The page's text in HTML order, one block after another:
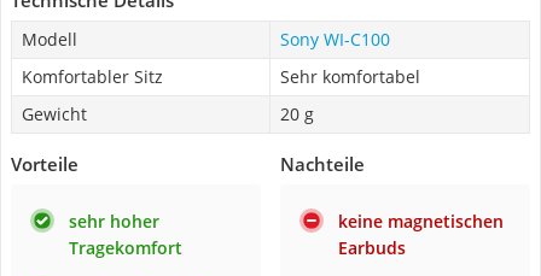
Modell
Sony WI-C100
Komfortabler Sitz
Sehr komfortabel
Gewicht
20 g
Vorteile
sehr hoher
Tragekomfort
Nachteile
keine magnetischen
Earbuds